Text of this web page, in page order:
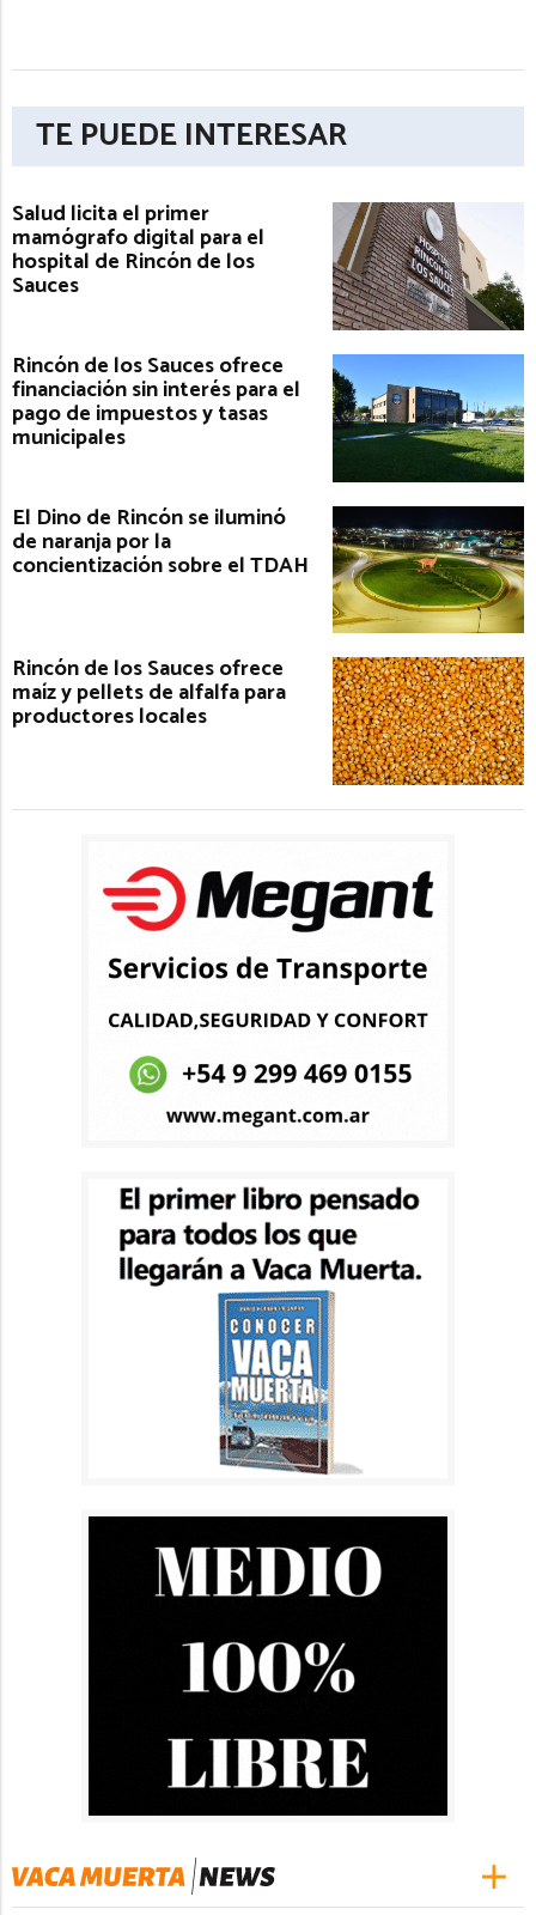
TE PUEDE INTERESAR
Salud licita el primer
mamógrafo digital para el
hospital de Rincón de los
Sauces
Rincón de los Sauces ofrece
financiación sin interés para el
pago de impuestos y tasas
municipales
El Dino de Rincón se iluminó
de naranja por la
concientización sobre el TDAH
Rincón de los Sauces ofrece
maíz y pellets de alfalfa para
productores locales